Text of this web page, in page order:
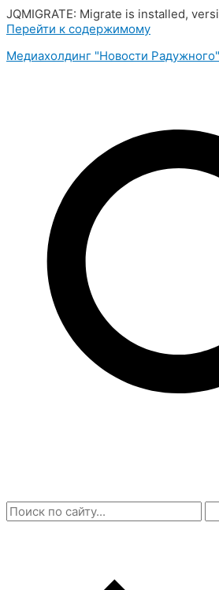
JQMIGRATE: Migrate is installed,
Перейти к содержимому
Медиахолдинг "Новости Радужного"